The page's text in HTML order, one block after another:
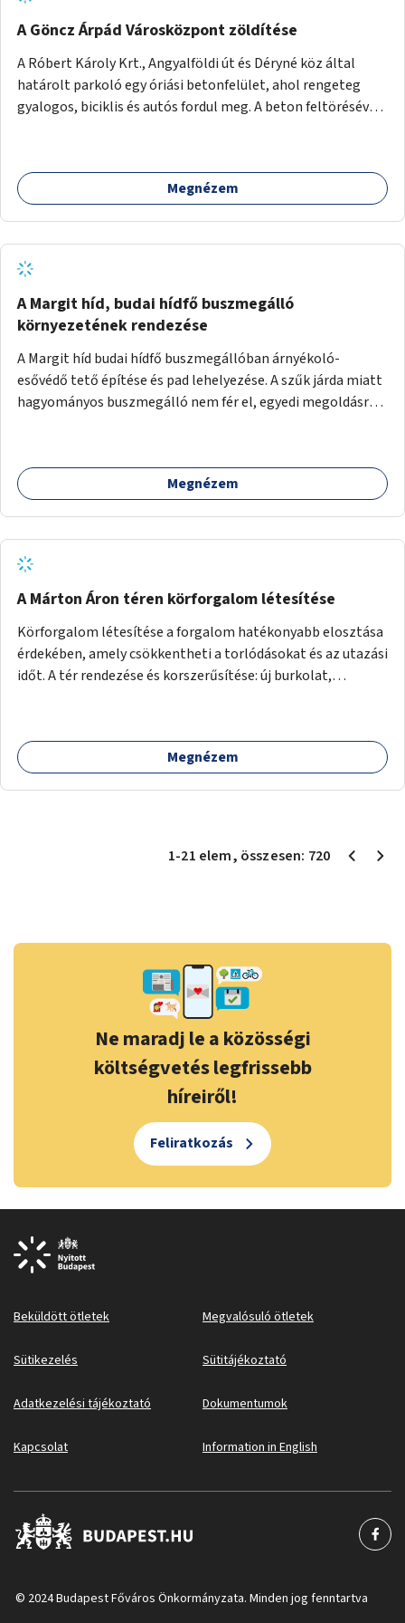
A Göncz Árpád Városközpont zöldítése
A Róbert Károly Krt., Angyalföldi út és Déryné köz által
határolt parkoló egy óriási betonfelület, ahol rengeteg
gyalogos, biciklis és autós fordul meg. A beton feltörésével,
menti járda és a parkoló közé kellene egy zöld sáv,
virágágyásokkal a meglévő fák alá, a lakóépület felőli két
Megnézem
A Margit híd, budai hídfő buszmegálló
környezetének rendezése
A Margit híd budai hídfő buszmegállóban árnyékoló-
esővédő tető építése és pad lehelyezése. A szűk járda miatt
hagyományos buszmegálló nem fér el, egyedi megoldásra
Megnézem
A Márton Áron téren körforgalom létesítése
Körforgalom létesítése a forgalom hatékonyabb elosztása
érdekében, amely csökkentheti a torlódásokat és az utazási
időt. A tér rendezése és korszerűsítése: új burkolat,
időznek.
Megnézem
1-21 elem, összesen: 720
Ne maradj le a közösségi
költségvetés legfrissebb
híreiről!
Feliratkozás
Beküldött ötletek Megvalósuló ötletek
Sütikezelés Sütitájékoztató
Adatkezelési tájékoztató Dokumentumok
Kapcsolat Information in English
© 2024 Budapest Főváros Önkormányzata. Minden jog fenntartva